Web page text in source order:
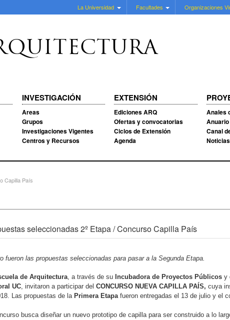
La Universidad Facultades Organizaciones
INVESTIGACIÓN
Areas
Grupos
Investigaciones Vigentes
Centros y Recursos
EXTENSIÓN
Ediciones ARQ
Ofertas y convocatorias
Ciclos de Extensión
Agenda
Anales
Anuario
Canal
Noticias
Capilla País
seleccionadas 2º Etapa / Concurso Capilla País
fueron las propuestas seleccionadas para pasar a la Segunda Etapa.
de Arquitectura, a través de su Incubadora de Proyectos Públicos y
UC, invitaron a participar del CONCURSO NUEVA CAPILLA PAÍS, cuya
Las propuestas de la Primera Etapafueron entregadas el 13 de julio y el
busca diseñar un nuevo prototipo de capilla para ser construido a lo